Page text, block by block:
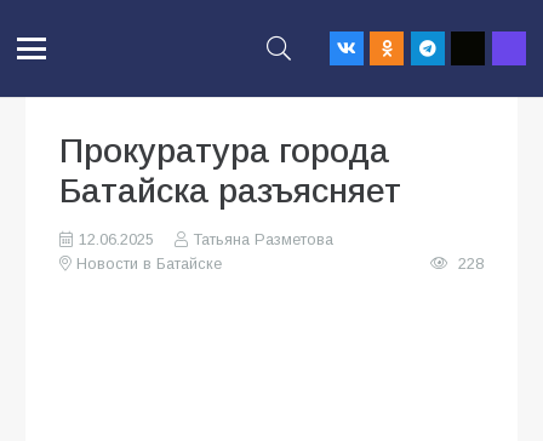
Прокуратура города
Батайска разъясняет
12.06.2025
Татьяна Разметова
Новости в Батайске
228